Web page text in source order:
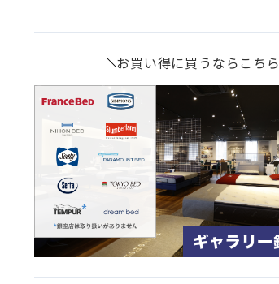
お買い得に買うならこちら